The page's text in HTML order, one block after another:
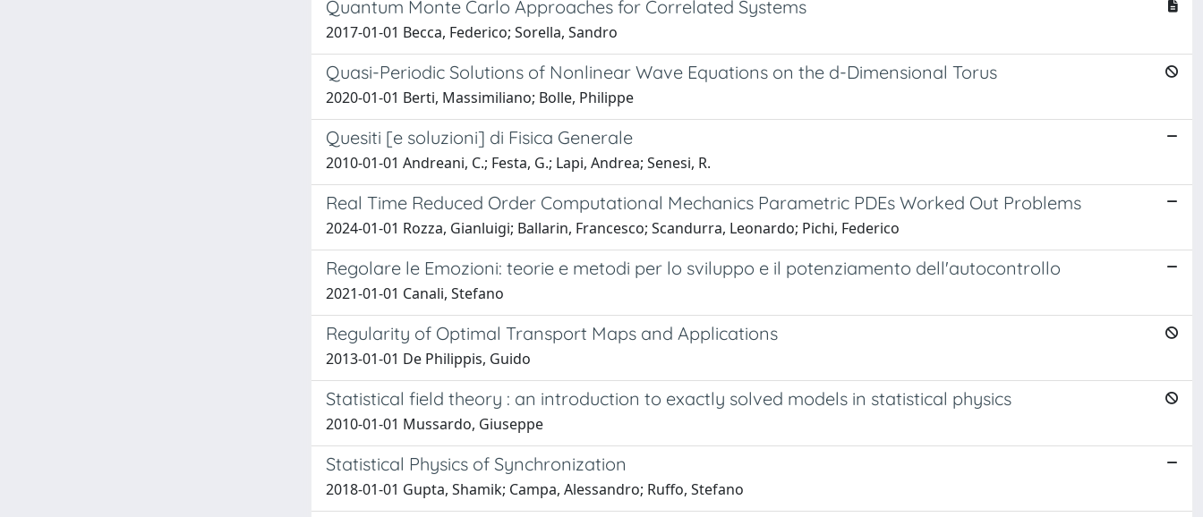
Quantum Monte Carlo Approaches for Correlated Systems
2017-01-01 Becca, Federico; Sorella, Sandro
Quasi-Periodic Solutions of Nonlinear Wave Equations on the d-Dimensional Torus
2020-01-01 Berti, Massimiliano; Bolle, Philippe
Quesiti [e soluzioni] di Fisica Generale
2010-01-01 Andreani, C.; Festa, G.; Lapi, Andrea; Senesi, R.
Real Time Reduced Order Computational Mechanics Parametric PDEs Worked Out Problems
2024-01-01 Rozza, Gianluigi; Ballarin, Francesco; Scandurra, Leonardo; Pichi, Federico
Regolare le Emozioni: teorie e metodi per lo sviluppo e il potenziamento dell'autocontrollo
2021-01-01 Canali, Stefano
Regularity of Optimal Transport Maps and Applications
2013-01-01 De Philippis, Guido
Statistical field theory : an introduction to exactly solved models in statistical physics
2010-01-01 Mussardo, Giuseppe
Statistical Physics of Synchronization
2018-01-01 Gupta, Shamik; Campa, Alessandro; Ruffo, Stefano